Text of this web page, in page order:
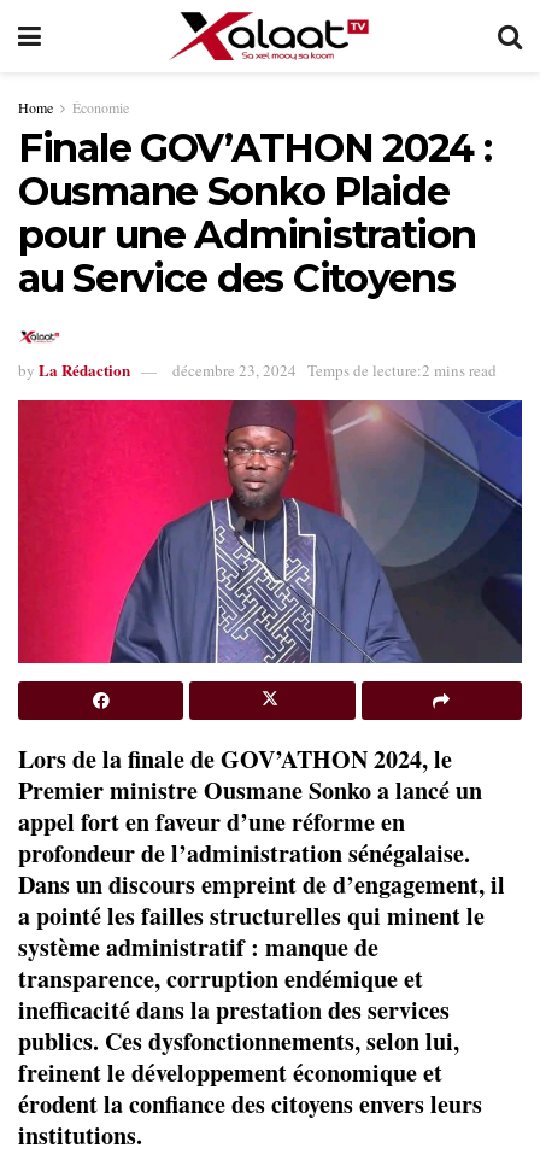
Home Économie
Finale GOV’ATHON 2024 :
Ousmane Sonko Plaide
pour une Administration
au Service des Citoyens
by La Rédaction décembre 23, 2024 Temps de lecture:2 mins read
Lors de la finale de GOV’ATHON 2024, le
Premier ministre Ousmane Sonko a lancé un
appel fort en faveur d’une réforme en
profondeur de l’administration sénégalaise.
Dans un discours empreint de d’engagement, il
a pointé les failles structurelles qui minent le
système administratif : manque de
transparence, corruption endémique et
inefficacité dans la prestation des services
publics. Ces dysfonctionnements, selon lui,
freinent le développement économique et
érodent la confiance des citoyens envers leurs
institutions.